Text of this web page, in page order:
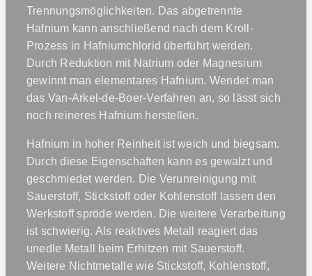
Trennungsmöglichkeiten. Das abgetrennte
Hafnium kann anschließend nach dem Kroll-
Prozess in Hafniumchlorid überführt werden.
Durch Reduktion mit Natrium oder Magnesium
gewinnt man elementares Hafnium. Wendet man
das Van-Arkel-de-Boer-Verfahren an, so lässt sich
noch reineres Hafnium herstellen.
Hafnium in hoher Reinheit ist weich und biegsam.
Durch diese Eigenschaften kann es gewalzt und
geschmiedet werden. Die Verunreinigung mit
Sauerstoff, Stickstoff oder Kohlenstoff lassen den
Werkstoff spröde werden. Die weitere Verarbeitung
ist schwierig. Als reaktives Metall reagiert das
unedle Metall beim Erhitzen mit Sauerstoff.
Weitere Nichtmetalle wie Stickstoff, Kohlenstoff,